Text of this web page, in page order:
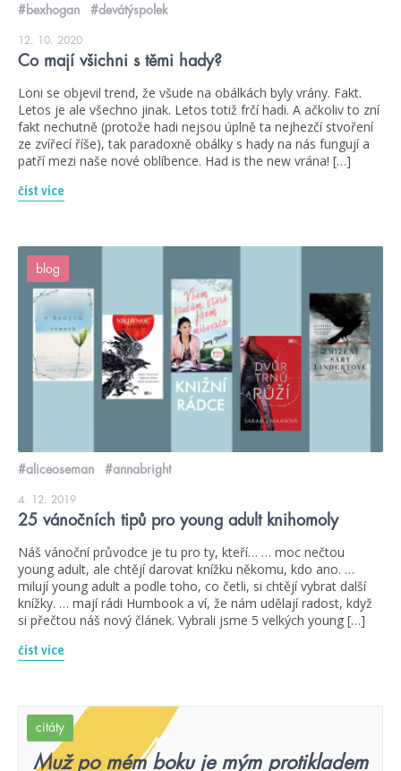
#bexhogan #devátýspolek
12. 10. 2020
Co mají všichni s těmi hady?
Loni se objevil trend, že všude na obálkách byly vrány. Fakt.
Letos je ale všechno jinak. Letos totiž frčí hadi. A ačkoliv to zní
fakt nechutně (protože hadi nejsou úplně ta nejhezčí stvoření
ze zvířecí říše), tak paradoxně obálky s hady na nás fungují a
patří mezi naše nové oblíbence. Had is the new vrána! […]
číst více
blog
#aliceoseman #annabright
4. 12. 2019
25 vánočních tipů pro young adult knihomoly
Náš vánoční průvodce je tu pro ty, kteří… … moc nečtou
young adult, ale chtějí darovat knížku někomu, kdo ano. …
milují young adult a podle toho, co četli, si chtějí vybrat další
knížky. … mají rádi Humbook a ví, že nám udělají radost, když
si přečtou náš nový článek. Vybrali jsme 5 velkých young […]
číst více
citáty
Muž po mém boku je mým protikladem